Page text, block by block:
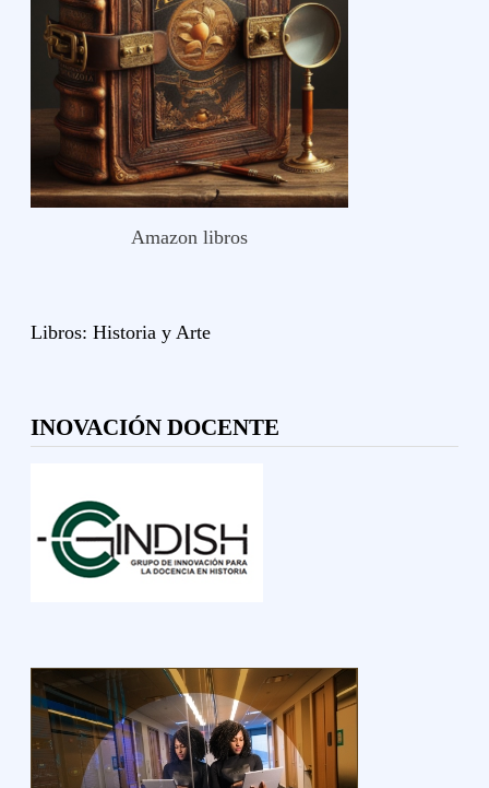
Amazon libros
Libros: Historia y Arte
INOVACIÓN DOCENTE